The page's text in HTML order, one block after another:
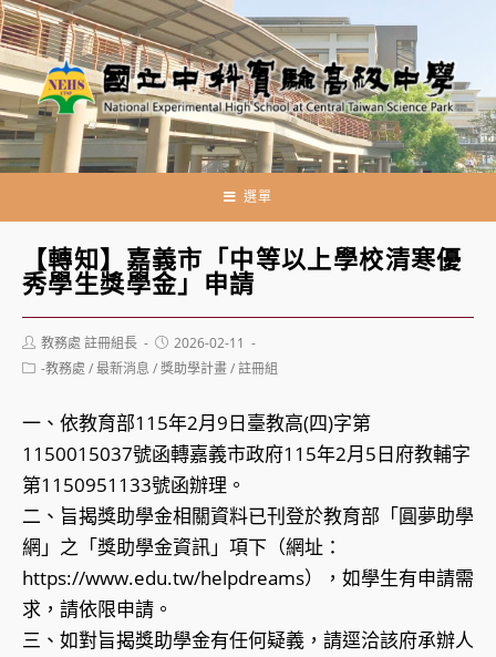
跳
轉
至
主
要
內
選單
【轉知】嘉義市「中等以上學校清寒優
秀學生獎學金」申請
Post
author:
教務處 註冊組長
Post
published:
2026-02-11
Post-教務處 /最新消息 /獎助學計畫/註冊組
一、依教育部115年2月9日臺教高(四)字第
1150015037號函轉嘉義市政府115年2月5日府教輔字
第1150951133號函辦理。
二、旨揭獎助學金相關資料已刊登於教育部「圓夢助學
網」之「獎助學金資訊」項下（網址：
https://www.edu.tw/helpdreams），如學生有申請需
求，請依限申請。
三、如對旨揭獎助學金有任何疑義，請逕洽該府承辦人